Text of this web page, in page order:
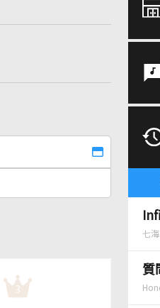
七
質
3